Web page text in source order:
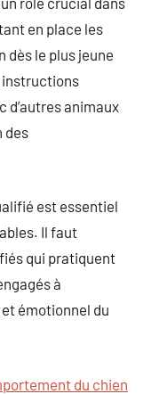
en place les
dès le plus jeune
instructions
d’autres animaux
des
est essentiel
Il faut
qui pratiquent
à
émotionnel du
du chien